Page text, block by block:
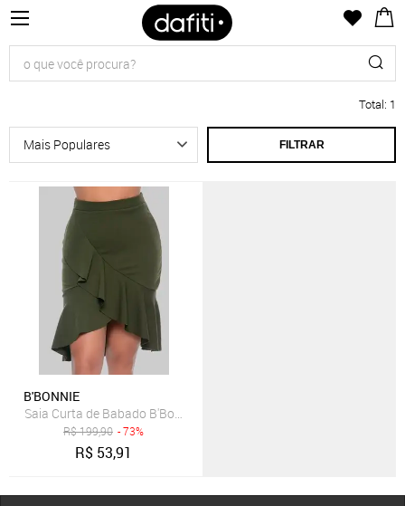
Total: 1
FILTRAR
B'BONNIE
Saia Curta de Babado B'Bonnie Leonora Verde Militar
R$199,90 - 73%
R$ 53,91